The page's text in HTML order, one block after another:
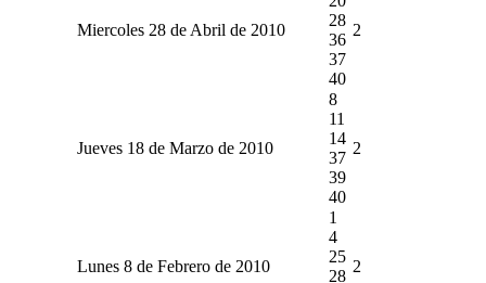
Miercoles 28 de Abril de 2010
28
36
37
40
2
Jueves 18 de Marzo de 2010
8
11
14
37
39
40
2
Lunes 8 de Febrero de 2010
1
4
25
28
2